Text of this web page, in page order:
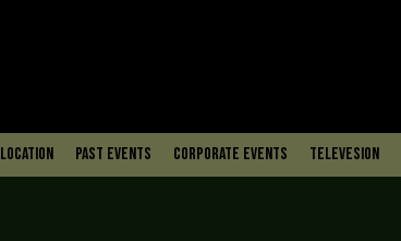
Location PAST EVENTS Corporate Events Televesion